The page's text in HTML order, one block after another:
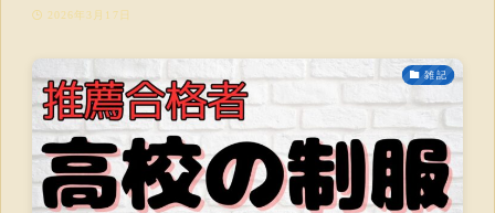
2026年3月17日
雑記